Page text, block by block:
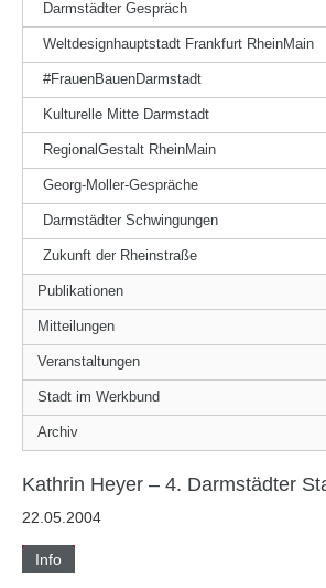
Darmstädter Gespräch
Weltdesignhauptstadt Frankfurt RheinMain
#FrauenBauenDarmstadt
Kulturelle Mitte Darmstadt
RegionalGestalt RheinMain
Georg-Moller-Gespräche
Darmstädter Schwingungen
Zukunft der Rheinstraße
Publikationen
Mitteilungen
Veranstaltungen
Stadt im Werkbund
Archiv
Kathrin Heyer – 4. Darmstädter
22.05.2004
Info